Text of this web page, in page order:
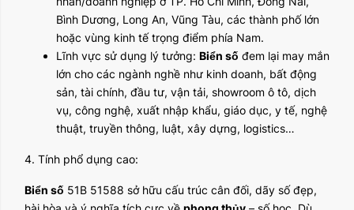
Bình Dương, Long An, Vũng Tàu, các thành phố lớn
hoặc vùng kinh tế trọng điểm phía Nam.
Lĩnh vực sử dụng lý tưởng: Biển số đem lại may mắn
lớn cho các ngành nghề như kinh doanh, bất động
sản, tài chính, đầu tư, vận tải, showroom ô tô, dịch
vụ, công nghệ, xuất nhập khẩu, giáo dục, y tế, nghệ
thuật, truyền thông, luật, xây dựng, logistics…
4. Tính phổ dụng cao:
Biển số 51B 51588 sở hữu cấu trúc cân đối, dãy số đẹp,